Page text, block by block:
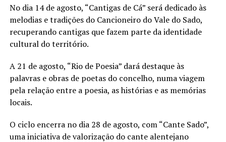
No dia 14 de agosto, “Cantigas de Cá” será dedicado às
melodias e tradições do Cancioneiro do Vale do Sado,
recuperando cantigas que fazem parte da identidade
cultural do território.
A 21 de agosto, “Rio de Poesia” dará destaque às
palavras e obras de poetas do concelho, numa viagem
pela relação entre a poesia, as histórias e as memórias
locais.
O ciclo encerra no dia 28 de agosto, com “Cante Sado”,
uma iniciativa de valorização do cante alentejano